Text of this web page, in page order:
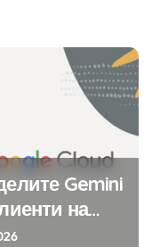
Gemini
на